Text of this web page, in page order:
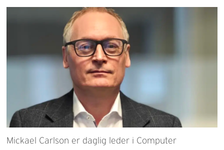
Mickael Carlson er daglig leder i Computer